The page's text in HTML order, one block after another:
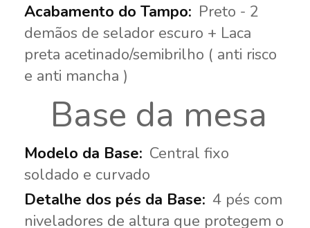
Preto - 2
demãos de selador escuro + Laca
preta acetinado/semibrilho ( anti risco
e anti mancha )
Base da mesa
Central fixo
soldado e curvado
4 pés com
niveladores de altura que protegem o